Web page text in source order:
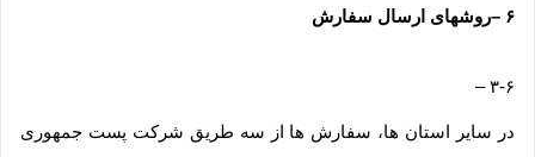
۶ –روشهای ارسال سفارش
۳-۶–
در سایر استان ها، سفارش ها از سه طریق شرکت پست جمهوری